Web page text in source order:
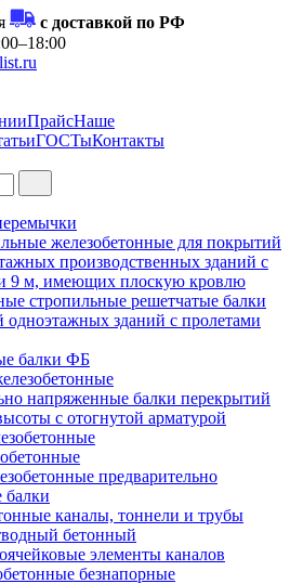
с доставкой по РФ
ПрайсНаше
ГОСТыКонтакты
железобетонные для покрытий
производственных зданий с
9 м, имеющих плоскую кровлю
стропильные решетчатые балки
одноэтажных зданий с пролетами
балки ФБ
напряженные балки перекрытий
с отогнутой арматурой
предварительно
балки
каналы, тоннели и трубы
бетонный
элементы каналов
безнапорные